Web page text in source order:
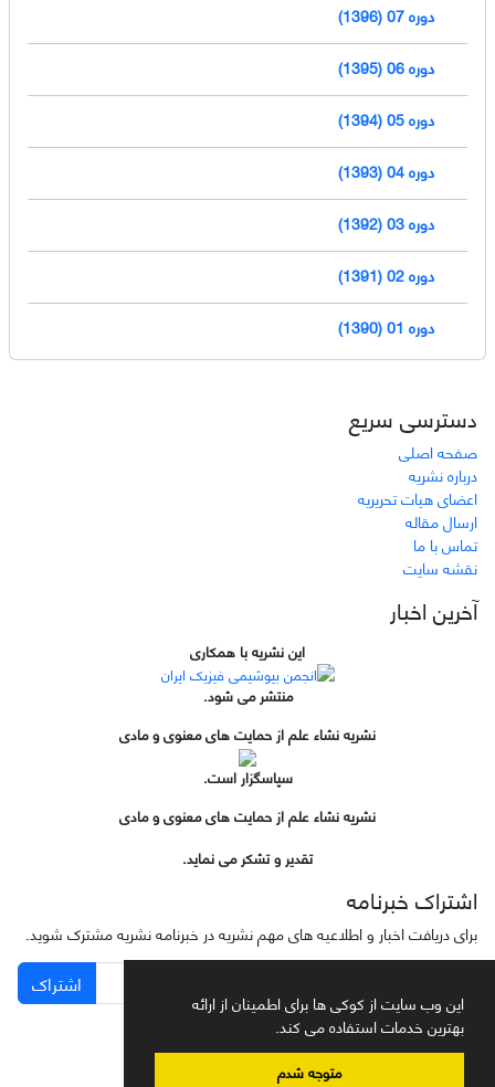
این وب سایت از کوکی ها برای اطمینان از ارائه
بهترین خدمات استفاده می کند.
متوجه شدم
دوره 07 (1396)
دوره 06 (1395)
دوره 05 (1394)
دوره 04 (1393)
دوره 03 (1392)
دوره 02 (1391)
دوره 01 (1390)
دسترسی سریع
صفحه اصلی
درباره نشریه
اعضای هیات تحریریه
ارسال مقاله
تماس با ما
نقشه سایت
آخرین اخبار
این نشریه با همکاری
منتشر می شود.
نشریه نشاء علم از حمایت های معنوی و مادی
سپاسگزار است.
نشریه نشاء علم از حمایت های معنوی و مادی
تقدیر و تشکر می نماید.
اشتراک خبرنامه
برای دریافت اخبار و اطلاعیه های مهم نشریه در خبرنامه نشریه مشترک شوید.
اشتراک